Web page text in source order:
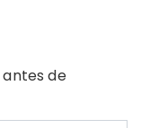
antes de